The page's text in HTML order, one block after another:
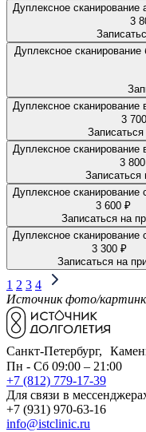
Дуплексное сканирование
3
Дуплексное
Дуплексное сканирование
3
Дуплексное сканирование
3
Записаться
Дуплексное сканирование
3 600 ₽
Записаться на
Дуплексное сканирование
3 300 ₽
Записаться на
1 2 3 4
Источник фото/
Санкт-Петербург,
Пн - Сб 09:00 – 21:00
+7 (812) 779-17-39
Для связи в
+7 (931) 970-63-16
info@istclinic.ru